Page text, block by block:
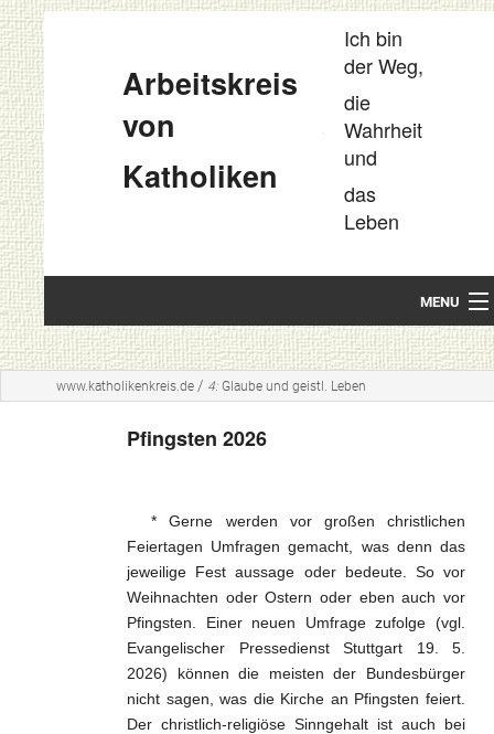
Arbeitskreis
von
Katholiken
Ich bin
der Weg,
die
Wahrheit
und
das
Leben
MENU
Startseite
Unsere Leitideen
Weltkirche und Ortskirche
Gesellschaft und Staat
Impressum
www.katholikenkreis.de / 4: Glaube und geistl. Leben
Pfingsten 2026
* Gerne werden vor großen christlichen
Feiertagen Umfragen gemacht, was denn das
jeweilige Fest aussage oder bedeute. So vor
Weihnachten oder Ostern oder eben auch vor
Pfingsten. Einer neuen Umfrage zufolge (vgl.
Evangelischer Pressedienst Stuttgart 19. 5.
2026) können die meisten der Bundesbürger
nicht sagen, was die Kirche an Pfingsten feiert.
Der christlich-religiöse Sinngehalt ist auch bei